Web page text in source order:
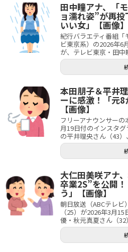
田中瞳アナ、「
ョ濡れ姿”が再
いい女」【画像】
紀行バラエティ番組
ビ東京系）の2026年6
が、テレビ東京・田中
本田朋子＆平井
ーに感激！「元8
【画像】
フリーアナウンサー
月19日付のインスタ
の平井理央さん（43
大仁田美咲アナ
卒業2S”を公開
う」【画像】
朝日放送（ABCテレ
（25）が2026年3月
優・秋元真夏さん（